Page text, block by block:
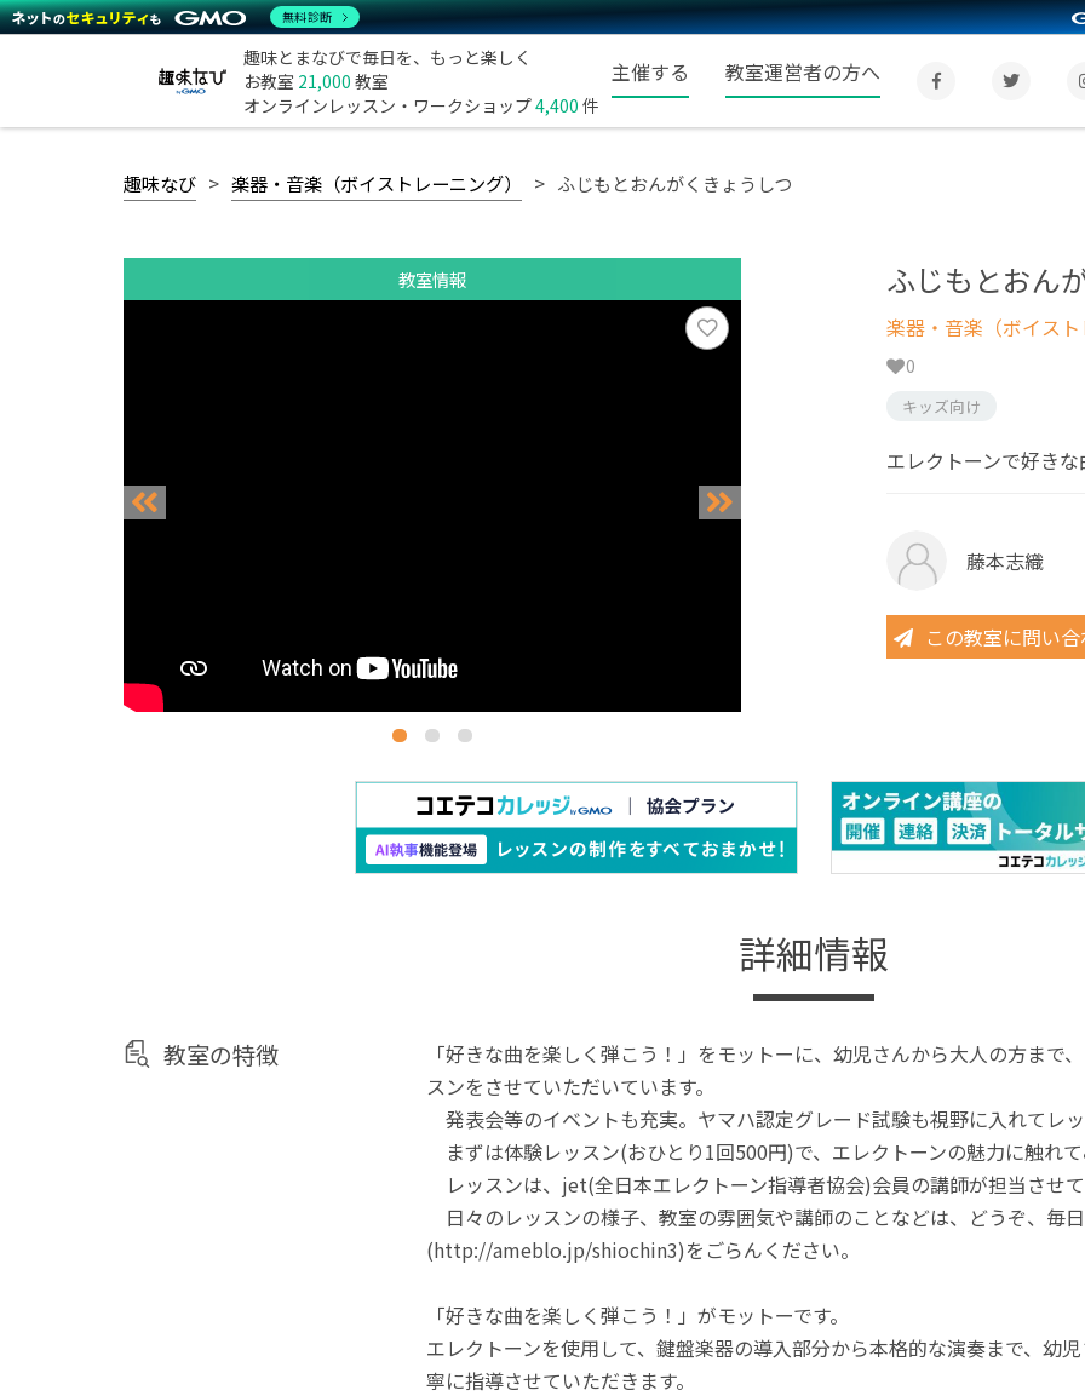
趣味とまなびで毎日を、もっと楽しく
お教室 21,000 教室
オンラインレッスン・ワークショップ4,400 件
主催する 教室運営者の方へ
趣味なび 楽器・音楽（ボイストレーニング） ふじもとおんがくきょうしつ
教室情報 ふじもとおん
楽器・音楽（ボイスト
0
キッズ向け
エレクトーンで好きな
藤本志織
この教室に問い
詳細情報
教室の特徴
「好きな曲を楽しく弾こう！」をモットーに、幼児さんから大人の方まで
スンをさせていただいています。
発表会等のイベントも充実。ヤマハ認定グレード試験も視野に入れてレッ
まずは体験レッスン(おひとり1回500円)で、エレクトーンの魅力に触れて
レッスンは、jet(全日本エレクトーン指導者協会)会員の講師が担当させて
日々のレッスンの様子、教室の雰囲気や講師のことなどは、どうぞ、毎
(http://ameblo.jp/shiochin3)をごらんください。
「好きな曲を楽しく弾こう！」がモットーです。
エレクトーンを使用して、鍵盤楽器の導入部分から本格的な演奏まで、幼
寧に指導させていただきます。
無料診断